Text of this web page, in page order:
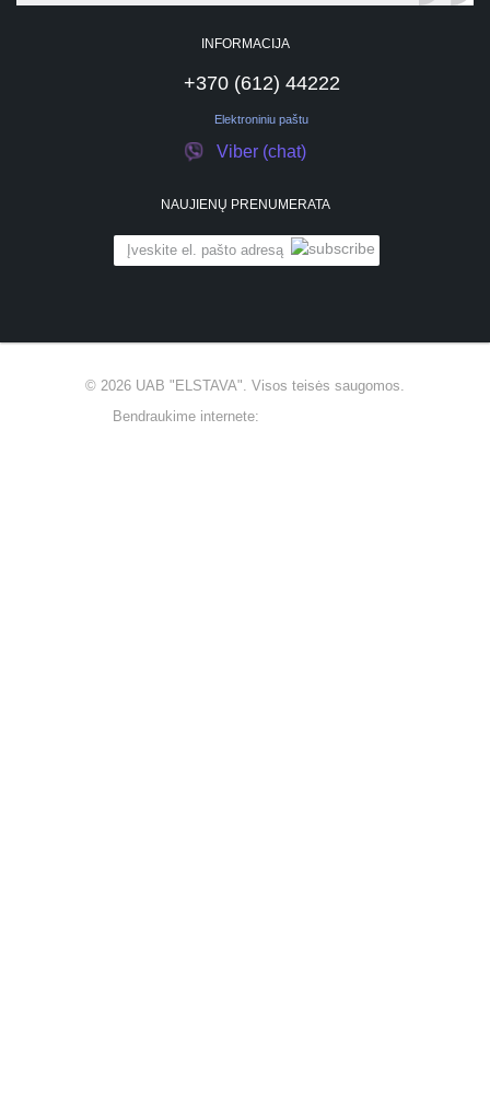
INFORMACIJA
+370 (612) 44222
Elektroniniu paštu
Viber (chat)
NAUJIENŲ PRENUMERATA
© 2026 UAB "ELSTAVA". Visos teisės saugomos.
Bendraukime internete: